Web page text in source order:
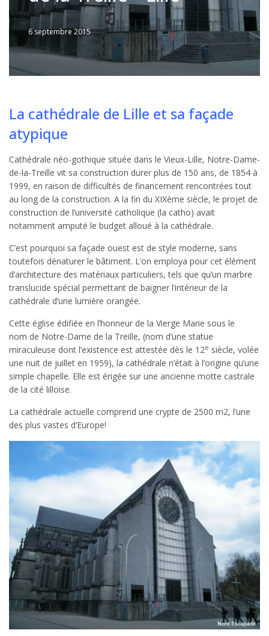
Written
JFLANDRIN
6 septembre 2015
La cathédrale de Lille et sa façade
atypique
Cathédrale néo-gothique située dans le Vieux-Lille, Notre-Dame-
de-la-Treille vit sa construction durer plus de 150 ans, de 1854 à
1999, en raison de difficultés de financement rencontrées tout
au long de la construction. A la fin du XIXème siècle, le projet de
construction de l’université catholique (la catho) avait
notamment amputé le budget alloué à la cathédrale.
C’est pourquoi sa façade ouest est de style moderne, sans
toutefois dénaturer le bâtiment. L’on employa pour cet élément
d’architecture des matériaux particuliers, tels que qu’un marbre
translucide spécial permettant de baigner l’intérieur de la
cathédrale d’une lumière orangée.
Cette église édifiée en l’honneur de la Vierge Marie sous le
nom de Notre-Dame de la Treille, (nom d’une statue
miraculeuse dont l’existence est attestée dès le 12e siècle, volée
une nuit de juillet en 1959), la cathédrale n’était à l’origine qu’une
simple chapelle. Elle est érigée sur une ancienne motte castrale
de la cité lilloise.
La cathédrale actuelle comprend une crypte de 2500 m2, l’une
des plus vastes d’Europe!